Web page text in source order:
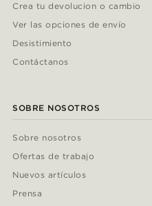
Crea tu devolucion o cambio
Ver las opciones de envío
Desistimiento
Contáctanos
SOBRE NOSOTROS
Sobre nosotros
Ofertas de trabajo
Nuevos artículos
Prensa